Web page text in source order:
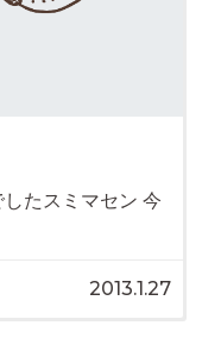
たスミマセン 今
2013.1.27